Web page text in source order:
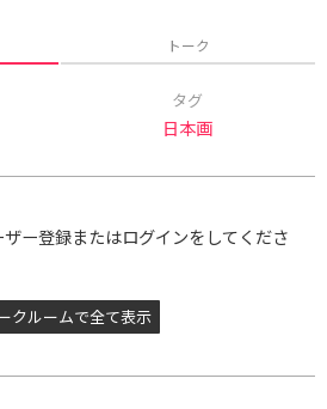
トーク
タグ
日本画
ー登録またはログインをしてくださ
クルームで全て表示